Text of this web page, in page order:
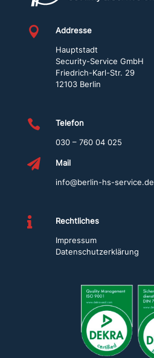
d
e
i
t
a

Addresse
Hauptstadt
Security-Service GmbH
Friedrich-Karl-Str. 29
12103 Berlin

Telefon
030 – 760 04 025

Mail
info@berlin-hs-service.de

Rechtliches
Impressum
Datenschutzerklärung